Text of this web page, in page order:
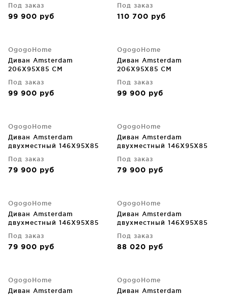
Под заказ
99 900 руб
Под заказ
110 700 руб
OgogoHome
Диван Amsterdam
206X95X85 CM
Под заказ
99 900 руб
OgogoHome
Диван Amsterdam
206X95X85 CM
Под заказ
99 900 руб
OgogoHome
Диван Amsterdam
двухместный 146X95X85
Под заказ
79 900 руб
OgogoHome
Диван Amsterdam
двухместный 146X95X85
Под заказ
79 900 руб
OgogoHome
Диван Amsterdam
двухместный 146X95X85
Под заказ
79 900 руб
OgogoHome
Диван Amsterdam
двухместный 146X95X85
Под заказ
88 020 руб
OgogoHome
Диван Amsterdam
OgogoHome
Диван Amsterdam